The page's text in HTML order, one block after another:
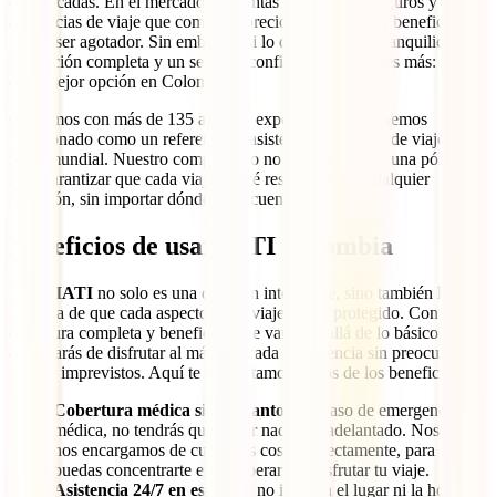
asistencias de viaje que comparar precios, coberturas y beneficios
puede ser agotador. Sin embargo, si lo que buscas es tranquilidad,
protección completa y un servicio confiable, no busques más:
es la mejor opción en Colombia.
Contamos con más de 135 años de experiencia y nos hemos
posicionado como un referente en asistencia y seguros de viaje a
nivel mundial. Nuestro compromiso no es solo ofrecer una póliza,
sino garantizar que cada viajero esté respaldado en cualquier
situación, sin importar dónde se encuentre.
Beneficios de usar IATI Colombia
IATI no solo es una decisión inteligente, sino también la
garantía de que cada aspecto de tu viaje estará protegido. Con una
cobertura completa y beneficios que van más allá de lo básico, te
asegurarás de disfrutar al máximo cada experiencia sin preocuparte
por los imprevistos. Aquí te comentamos varios de los beneficios:
Cobertura médica sin adelantos:
en caso de emergencia
médica, no tendrás que pagar nada por adelantado. Nosotros
nos encargamos de cubrir los costos directamente, para que tú
puedas concentrarte en recuperarte y disfrutar tu viaje.
Asistencia 24/7 en español: no importa el lugar ni la hora,